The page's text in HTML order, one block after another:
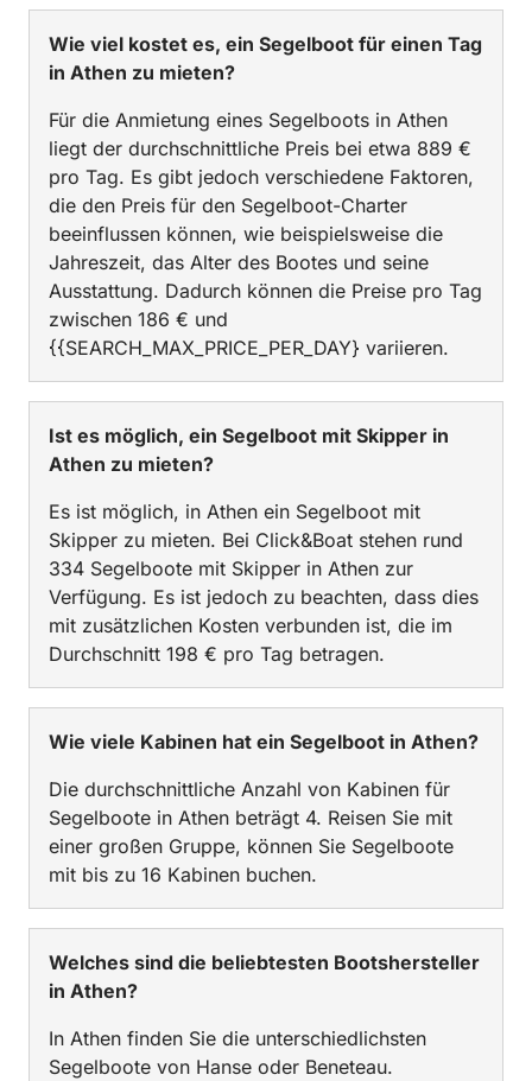
Wie viel kostet es, ein Segelboot für einen Tag
in Athen zu mieten?
Für die Anmietung eines Segelboots in Athen
liegt der durchschnittliche Preis bei etwa 889 €
pro Tag. Es gibt jedoch verschiedene Faktoren,
die den Preis für den Segelboot-Charter
beeinflussen können, wie beispielsweise die
Jahreszeit, das Alter des Bootes und seine
Ausstattung. Dadurch können die Preise pro Tag
zwischen 186 € und
{{SEARCH_MAX_PRICE_PER_DAY} variieren.
Ist es möglich, ein Segelboot mit Skipper in
Athen zu mieten?
Es ist möglich, in Athen ein Segelboot mit
Skipper zu mieten. Bei Click&Boat stehen rund
334 Segelboote mit Skipper in Athen zur
Verfügung. Es ist jedoch zu beachten, dass dies
mit zusätzlichen Kosten verbunden ist, die im
Durchschnitt 198 € pro Tag betragen.
Wie viele Kabinen hat ein Segelboot in Athen?
Die durchschnittliche Anzahl von Kabinen für
Segelboote in Athen beträgt 4. Reisen Sie mit
einer großen Gruppe, können Sie Segelboote
mit bis zu 16 Kabinen buchen.
Welches sind die beliebtesten Bootshersteller
in Athen?
In Athen finden Sie die unterschiedlichsten
Segelboote von Hanse oder Beneteau.